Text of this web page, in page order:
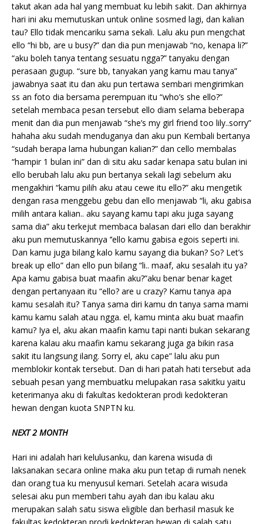
takut akan ada hal yang membuat ku lebih sakit. Dan akhirnya
hari ini aku memutuskan untuk online sosmed lagi, dan kalian
tau? Ello tidak mencariku sama sekali. Lalu aku pun mengchat
ello “hi bb, are u busy?” dan dia pun menjawab “no, kenapa li?”
“aku boleh tanya tentang sesuatu ngga?” tanyaku dengan
perasaan gugup. “sure bb, tanyakan yang kamu mau tanya”
jawabnya saat itu dan aku pun tertawa sembari mengirimkan
ss an foto dia bersama perempuan itu “who’s she ello?”
setelah membaca pesan tersebut ello diam selama beberapa
menit dan dia pun menjawab “she’s my girl friend too lily..sorry”
hahaha aku sudah menduganya dan aku pun Kembali bertanya
“sudah berapa lama hubungan kalian?” dan cello membalas
“hampir 1 bulan ini” dan di situ aku sadar kenapa satu bulan ini
ello berubah lalu aku pun bertanya sekali lagi sebelum aku
mengakhiri “kamu pilih aku atau cewe itu ello?” aku mengetik
dengan rasa menggebu gebu dan ello menjawab “li, aku gabisa
milih antara kalian.. aku sayang kamu tapi aku juga sayang
sama dia” aku terkejut membaca balasan dari ello dan berakhir
aku pun memutuskannya ‘’ello kamu gabisa egois seperti ini.
Dan kamu juga bilang kalo kamu sayang dia bukan? So? Let’s
break up ello” dan ello pun bilang “li.. maaf, aku sesalah itu ya?
Apa kamu gabisa buat maafin aku?”aku benar benar kaget
dengan pertanyaan itu “ello? are u crazy? Kamu tanya apa
kamu sesalah itu? Tanya sama diri kamu dn tanya sama mami
kamu kamu salah atau ngga. el, kamu minta aku buat maafin
kamu? Iya el, aku akan maafin kamu tapi nanti bukan sekarang
karena kalau aku maafin kamu sekarang juga ga bikin rasa
sakit itu langsung ilang. Sorry el, aku cape” lalu aku pun
memblokir kontak tersebut. Dan di hari patah hati tersebut ada
sebuah pesan yang membuatku melupakan rasa sakitku yaitu
keterimanya aku di fakultas kedokteran prodi kedokteran
hewan dengan kuota SNPTN ku.
NEXT 2 MONTH
Hari ini adalah hari kelulusanku, dan karena wisuda di
laksanakan secara online maka aku pun tetap di rumah nenek
dan orang tua ku menyusul kemari. Setelah acara wisuda
selesai aku pun memberi tahu ayah dan ibu kalau aku
merupakan salah satu siswa eligible dan berhasil masuk ke